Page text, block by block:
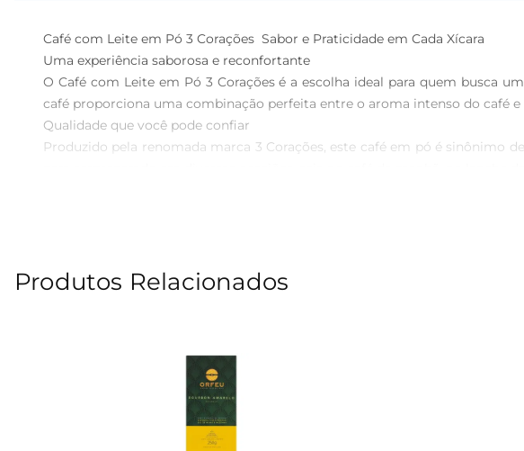
Café com Leite em Pó 3 Corações  Sabor e Praticidade em Cada Xícara
Uma experiência saborosa e reconfortante
O Café com Leite em Pó 3 Corações é a escolha ideal para quem busca
café proporciona uma combinação perfeita entre o aroma intenso do café
Qualidade que você pode confiar
Produzido pela renomada marca 3 Corações, este café em pó é sinônimo
Experimente o Café com Leite em Pó 3 Corações acompanhado de
Com o Café com Leite em Pó 3 Corações, você traz para sua casa uma
Produtos Relacionados